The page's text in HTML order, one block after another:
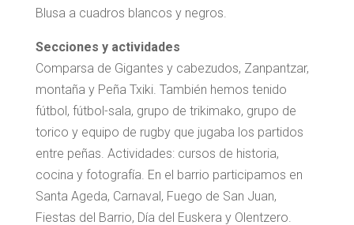
Blusa a cuadros blancos y negros.
Secciones y actividades
Comparsa de Gigantes y cabezudos, Zanpantzar,
montaña y Peña Txiki. También hemos tenido
fútbol, fútbol-sala, grupo de trikimako, grupo de
torico y equipo de rugby que jugaba los partidos
entre peñas. Actividades: cursos de historia,
cocina y fotografía. En el barrio participamos en
Santa Ageda, Carnaval, Fuego de San Juan,
Fiestas del Barrio, Día del Euskera y Olentzero.